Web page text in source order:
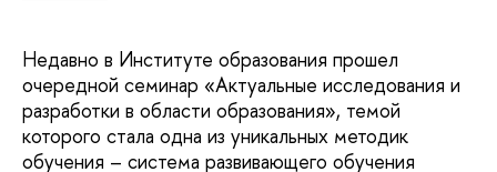
Недавно в Институте образования прошел
очередной семинар «Актуальные исследования и
разработки в области образования», темой
которого стала одна из уникальных методик
обучения – система развивающего обучения